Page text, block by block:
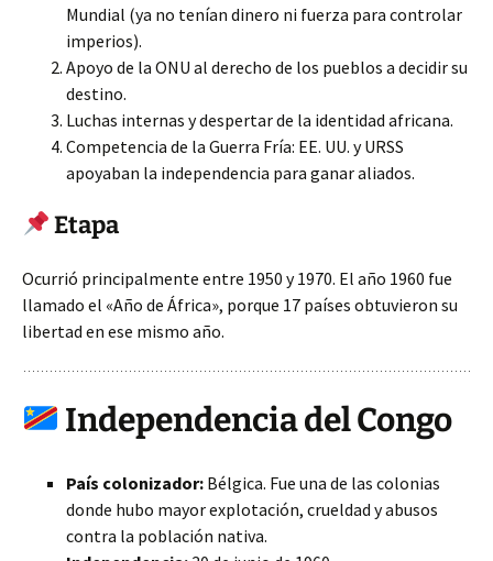
Mundial (ya no tenían dinero ni fuerza para controlar
imperios).
Apoyo de la ONU al derecho de los pueblos a decidir su
destino.
Luchas internas y despertar de la identidad africana.
Competencia de la Guerra Fría: EE. UU. y URSS
apoyaban la independencia para ganar aliados.
Etapa
Ocurrió principalmente entre 1950 y 1970. El año 1960 fue
llamado el «Año de África», porque 17 países obtuvieron su
libertad en ese mismo año.
Independencia del Congo
País colonizador: Bélgica. Fue una de las colonias
donde hubo mayor explotación, crueldad y abusos
contra la población nativa.